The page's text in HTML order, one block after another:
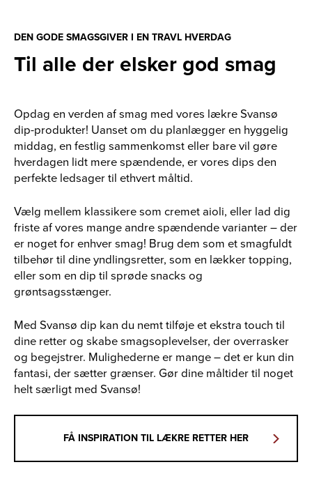
DEN GODE SMAGSGIVER I EN TRAVL HVERDAG
Til alle der elsker god smag
Opdag en verden af smag med vores lækre Svansø
dip-produkter! Uanset om du planlægger en hyggelig
middag, en festlig sammenkomst eller bare vil gøre
hverdagen lidt mere spændende, er vores dips den
perfekte ledsager til ethvert måltid.
Vælg mellem klassikere som cremet aioli, eller lad dig
friste af vores mange andre spændende varianter – der
er noget for enhver smag! Brug dem som et smagfuldt
tilbehør til dine yndlingsretter, som en lækker topping,
eller som en dip til sprøde snacks og
grøntsagsstænger.
Med Svansø dip kan du nemt tilføje et ekstra touch til
dine retter og skabe smagsoplevelser, der overrasker
og begejstrer. Mulighederne er mange – det er kun din
fantasi, der sætter grænser. Gør dine måltider til noget
helt særligt med Svansø!
FÅ INSPIRATION TIL LÆKRE RETTER HER